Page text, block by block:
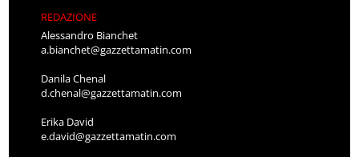
REDAZIONE
Alessandro Bianchet
a.bianchet@gazzettamatin.com
Danila Chenal
d.chenal@gazzettamatin.com
Erika David
e.david@gazzettamatin.com